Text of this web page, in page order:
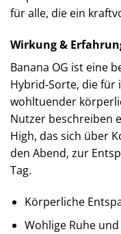
für alle, die ein
Wirkung &
Banana OG ist eine
Hybrid‑Sorte, die
wohltuender
Nutzer beschreiben
High, das sich über
den Abend, zur
Tag.
Körperliche
Wohlige Ruhe